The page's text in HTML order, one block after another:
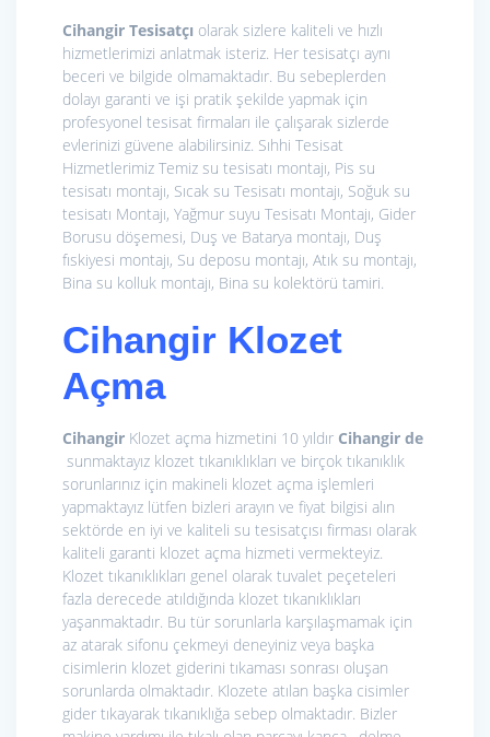
Cihangir Tesisatçı olarak sizlere kaliteli ve hızlı
hizmetlerimizi anlatmak isteriz. Her tesisatçı aynı
beceri ve bilgide olmamaktadır. Bu sebeplerden
dolayı garanti ve işi pratik şekilde yapmak için
profesyonel tesisat firmaları ile çalışarak sizlerde
evlerinizi güvene alabilirsiniz. Sıhhi Tesisat
Hizmetlerimiz Temiz su tesisatı montajı, Pis su
tesisatı montajı, Sıcak su Tesisatı montajı, Soğuk su
tesisatı Montajı, Yağmur suyu Tesisatı Montajı, Gider
Borusu döşemesi, Duş ve Batarya montajı, Duş
fıskiyesi montajı, Su deposu montajı, Atık su montajı,
Bina su kolluk montajı, Bina su kolektörü tamiri.
Cihangir Klozet
Açma
Cihangir Klozet açma hizmetini 10 yıldır Cihangir de
sunmaktayız klozet tıkanıklıkları ve birçok tıkanıklık
sorunlarınız için makineli klozet açma işlemleri
yapmaktayız lütfen bizleri arayın ve fiyat bilgisi alın
sektörde en iyi ve kaliteli su tesisatçısı firması olarak
kaliteli garanti klozet açma hizmeti vermekteyiz.
Klozet tıkanıklıkları genel olarak tuvalet peçeteleri
fazla derecede atıldığında klozet tıkanıklıkları
yaşanmaktadır. Bu tür sorunlarla karşılaşmamak için
az atarak sifonu çekmeyi deneyiniz veya başka
cisimlerin klozet giderini tıkaması sonrası oluşan
sorunlarda olmaktadır. Klozete atılan başka cisimler
gider tıkayarak tıkanıklığa sebep olmaktadır. Bizler